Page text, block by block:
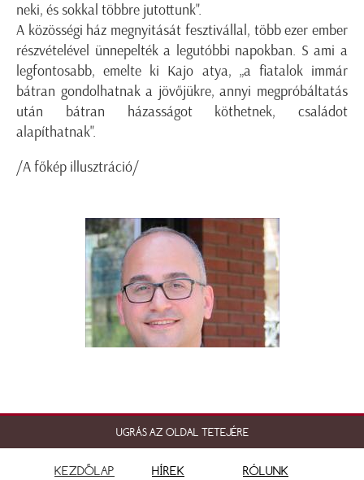
neki, és sokkal többre jutottunk".
A közösségi ház megnyitását fesztivállal, több ezer ember
részvételével ünnepelték a legutóbbi napokban. S ami a
legfontosabb, emelte ki Kajo atya, „a fiatalok immár
bátran gondolhatnak a jövőjükre, annyi megpróbáltatás
után bátran házasságot köthetnek, családot
alapíthatnak".
/A főkép illusztráció/
UGRÁS AZ OLDAL TETEJÉRE
KEZDŐLAP HÍREK RÓLUNK